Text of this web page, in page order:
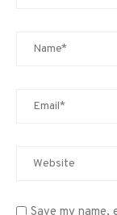
Save my